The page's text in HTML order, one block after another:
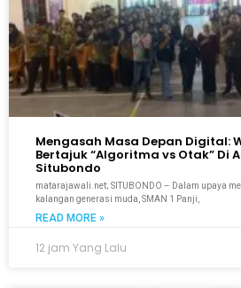
Mengasah Masa Depan Digital:
Bertajuk “Algoritma vs Otak” Di
Situbondo
matarajawali.net; SITUBONDO – Dalam upaya
kalangan generasi muda, SMAN 1 Panji,
READ MORE »
12 jam Yang Lalu